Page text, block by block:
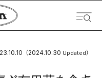
（2024.10.30 Updated）